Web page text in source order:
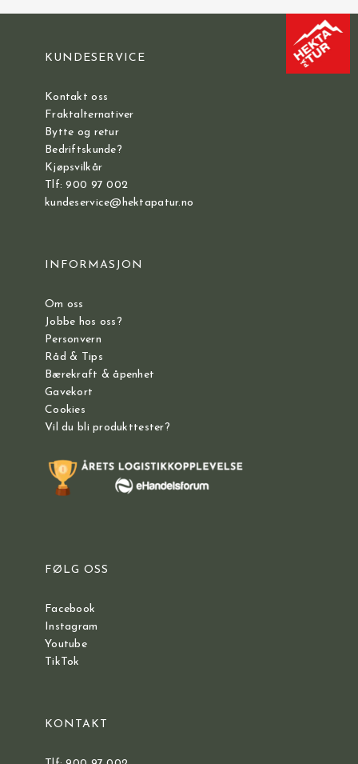
KUNDESERVICE
Kontakt oss
Fraktalternativer
Bytte og retur
Bedriftskunde?
Kjøpsvilkår
Tlf: 900 97 002
kundeservice@hektapatur.no
INFORMASJON
Om oss
Jobbe hos oss?
Personvern
Råd & Tips
Bærekraft & åpenhet
Gavekort
Cookies
Vil du bli produkttester?
FØLG OSS
Facebook
Instagram
Youtube
TikTok
KONTAKT